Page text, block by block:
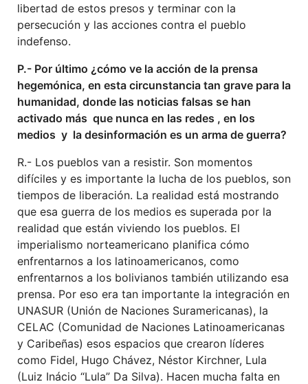
libertad de estos presos y terminar con la
persecución y las acciones contra el pueblo
indefenso.
P.- Por último ¿cómo ve la acción de la prensa
hegemónica, en esta circunstancia tan grave para la
humanidad, donde las noticias falsas se han
activado más que nunca en las redes , en los
medios y la desinformación es un arma de guerra?
R.- Los pueblos van a resistir. Son momentos
difíciles y es importante la lucha de los pueblos, son
tiempos de liberación. La realidad está mostrando
que esa guerra de los medios es superada por la
realidad que están viviendo los pueblos. El
imperialismo norteamericano planifica cómo
enfrentarnos a los latinoamericanos, como
enfrentarnos a los bolivianos también utilizando esa
prensa. Por eso era tan importante la integración en
UNASUR (Unión de Naciones Suramericanas), la
CELAC (Comunidad de Naciones Latinoamericanas
y Caribeñas) esos espacios que crearon líderes
como Fidel, Hugo Chávez, Néstor Kirchner, Lula
(Luiz Inácio “Lula” Da Silva). Hacen mucha falta en